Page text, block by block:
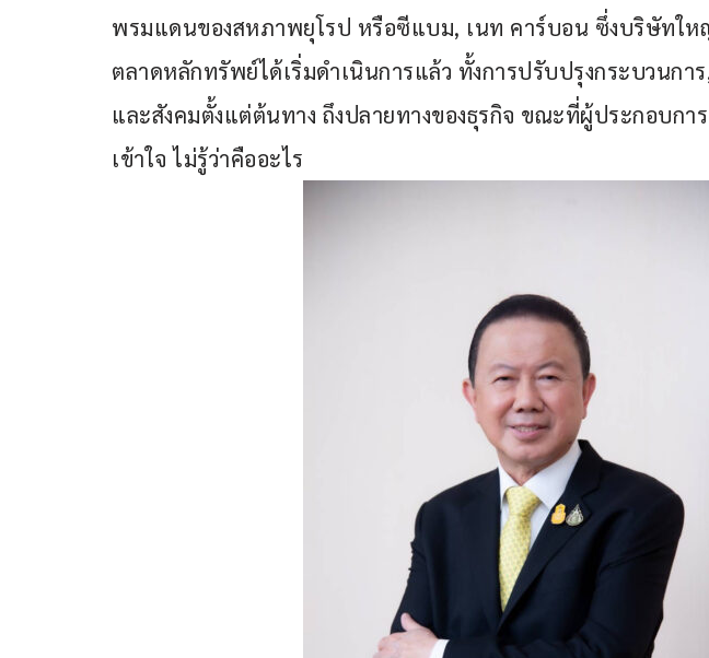
พรมแดนของสหภาพยุโรป หรือซีแบม, เนท คาร์บอน ซึ่งบริษัทใ
ตลาดหลักทรัพย์ได้เริ่มดำเนินการแล้ว ทั้งการปรับปรุงกระบวนกา
และสังคมตั้งแต่ต้นทาง ถึงปลายทางของธุรกิจ ขณะที่ผู้ประกอบกา
เข้าใจ ไม่รู้ว่าคืออะไร